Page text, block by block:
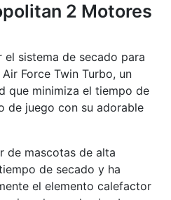
2 Motores
sistema de secado para
Force Twin Turbo, un
que minimiza el tiempo de
de juego con su adorable
de mascotas de alta
de secado y ha
el elemento calefactor